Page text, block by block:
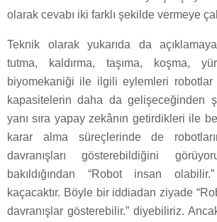
olarak cevabı iki farklı şekilde vermeye
Teknik olarak yukarıda da açıklamaya
tutma, kaldırma, taşıma, koşma,
biyomekaniği ile ilgili eylemleri
kapasitelerin daha da gelişeceğinden
yanı sıra yapay zekânın getirdikleri ile
karar alma süreçlerinde de
davranışları gösterebildiğini
bakıldığından “Robot insan
kaçacaktır. Böyle bir iddiadan ziyade
davranışlar gösterebilir.” diyebiliriz.